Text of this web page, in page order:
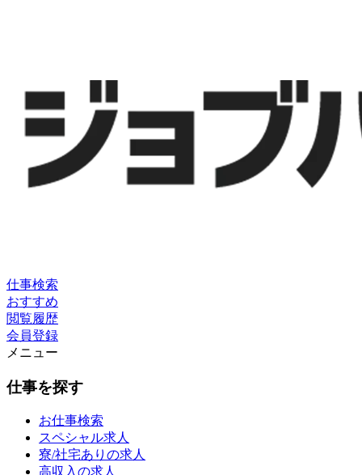
仕事検索
おすすめ
閲覧履歴
会員登録
メニュー
仕事を探す
お仕事検索
スペシャル求人
寮/社宅ありの求人
高収入の求人